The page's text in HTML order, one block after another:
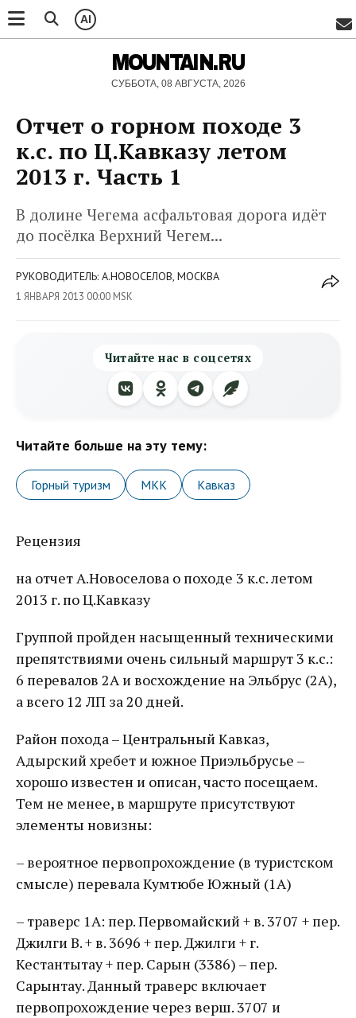
AI
MOUNTAIN.RU
СУББОТА, 08 АВГУСТА, 2026
Отчет о горном походе 3
к.с. по Ц.Кавказу летом
2013 г. Часть 1
В долине Чегема асфальтовая дорога идёт
до посёлка Верхний Чегем...
РУКОВОДИТЕЛЬ: А.НОВОСЕЛОВ, МОСКВА
1 ЯНВАРЯ 2013 00:00 MSK
Читайте нас в соцсетях
Читайте больше на эту тему:
Горный туризм МКК Кавказ
Рецензия
на отчет А.Новоселова о походе 3 к.с. летом
2013 г. по Ц.Кавказу
Группой пройден насыщенный техническими
препятствиями очень сильный маршрут 3 к.с.:
6 перевалов 2А и восхождение на Эльбрус (2А),
а всего 12 ЛП за 20 дней.
Район похода – Центральный Кавказ,
Адырский хребет и южное Приэльбрусье –
хорошо известен и описан, часто посещаем.
Тем не менее, в маршруте присутствуют
элементы новизны:
– вероятное первопрохождение (в туристском
смысле) перевала Кумтюбе Южный (1А)
– траверс 1А: пер. Первомайский + в. 3707 + пер.
Джилги В. + в. 3696 + пер. Джилги + г.
Кестантытау + пер. Сарын (3386) – пер.
Сарынтау. Данный траверс включает
первопрохождение через верш. 3707 и